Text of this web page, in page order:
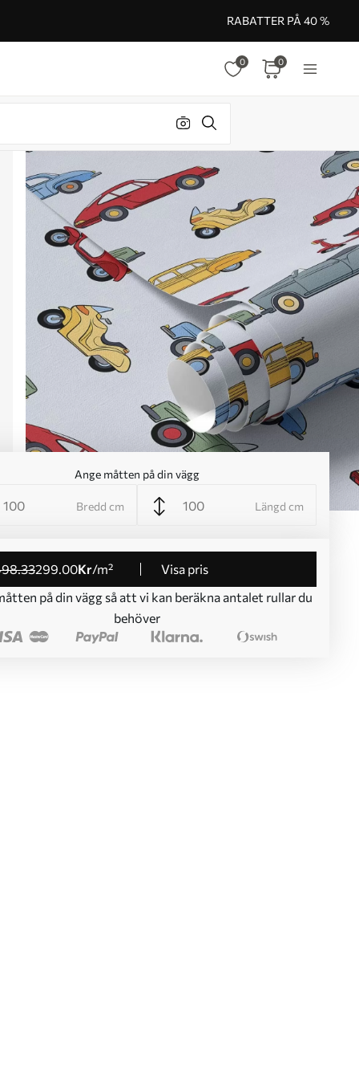
RABATTER PÅ 40 %
0 0
Ange måtten på din vägg
Bredd cm Längd cm
.33299.00Kr/m²
Visa pris
på din vägg så att vi kan beräkna antalet rullar du
behöver